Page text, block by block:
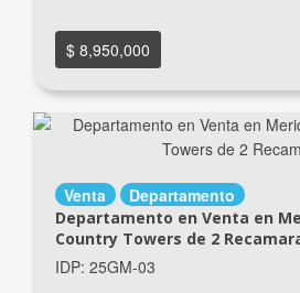
$ 8,950,000
Venta Departamento
Departamento en Venta en
Country Towers de 2
IDP: 25GM-03